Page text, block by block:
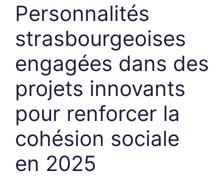
Personnalités
strasbourgeoises
engagées dans des
projets innovants
pour renforcer la
cohésion sociale
en 2025